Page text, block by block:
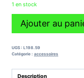
1 en stock
quantité
courroie
pompe
huile
Ajouter au
UGS : L198.59
Catégorie : accessoires
Description